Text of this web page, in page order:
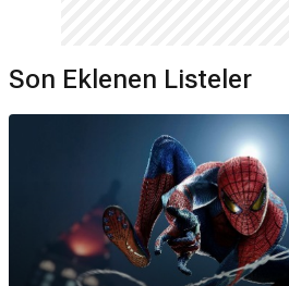
Son Eklenen Listeler